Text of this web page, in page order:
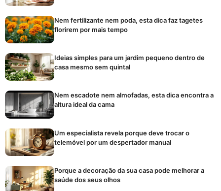
Nem fertilizante nem poda, esta dica faz tagetes
florirem por mais tempo
Ideias simples para um jardim pequeno dentro de
casa mesmo sem quintal
Nem escadote nem almofadas, esta dica encontra a
altura ideal da cama
Um especialista revela porque deve trocar o
telemóvel por um despertador manual
Porque a decoração da sua casa pode melhorar a
saúde dos seus olhos